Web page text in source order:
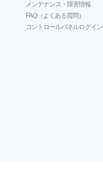
メンテナンス・障害情報
FAQ（よくある質問）
コントロールパネルログイン